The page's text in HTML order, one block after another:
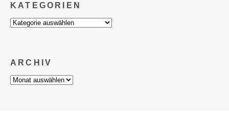
KATEGORIEN
Kategorien
ARCHIV
Archiv